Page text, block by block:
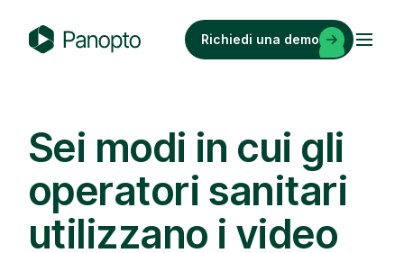
o
p
o
Richiedi una demo
Sei modi in cui gli
operatori sanitari
utilizzano i video